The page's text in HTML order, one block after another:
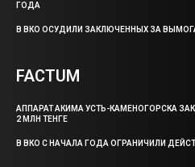
ГОДА
В ВКО ОСУДИЛИ ЗАКЛЮЧЕННЫХ ЗА
FACTUM
АППАРАТ АКИМА УСТЬ-КАМЕНОГОРСКА
2 МЛН ТЕНГЕ
В ВКО С НАЧАЛА ГОДА ОГРАНИЧИЛИ